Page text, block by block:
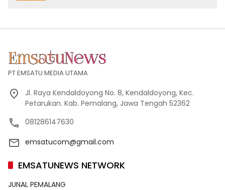
PT EMSATU MEDIA UTAMA
Jl. Raya Kendaldoyong No. 8, Kendaldoyong, Kec.
Petarukan. Kab. Pemalang, Jawa Tengah 52362
081286147630
emsatucom@gmail.com
EMSATUNEWS NETWORK
JUNAL PEMALANG